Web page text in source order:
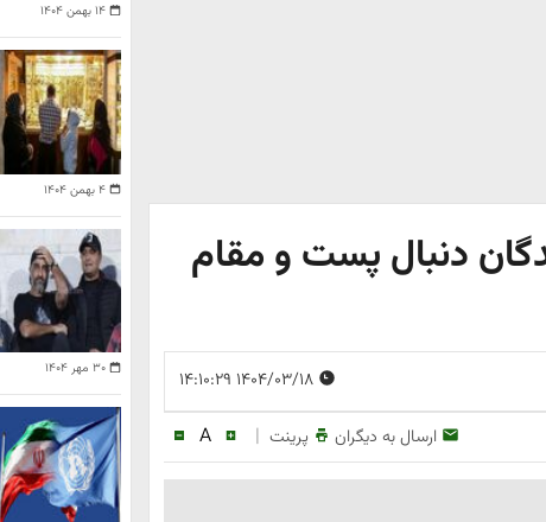
دنبال پست و مقام
ارسال به دیگران پرینت |
A
۱۴ بهمن ۱۴۰۴
۴ بهمن ۱۴۰۴
۳۰ مهر ۱۴۰۴